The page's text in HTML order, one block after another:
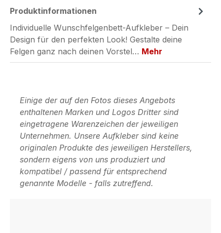
Produktinformationen
Individuelle Wunschfelgenbett-Aufkleber – Dein
Design für den perfekten Look! Gestalte deine
Felgen ganz nach deinen Vorstel… Mehr
Einige der auf den Fotos dieses Angebots
enthaltenen Marken und Logos Dritter sind
eingetragene Warenzeichen der jeweiligen
Unternehmen. Unsere Aufkleber sind keine
originalen Produkte des jeweiligen Herstellers,
sondern eigens von uns produziert und
kompatibel / passend für entsprechend
genannte Modelle - falls zutreffend.